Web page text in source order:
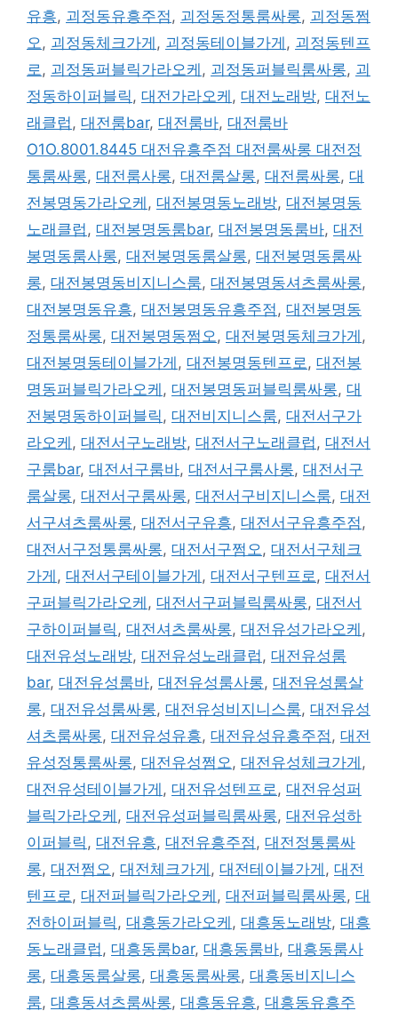
유흥, 괴정동유흥주점, 괴정동정통룸싸롱, 괴정동쩜
오, 괴정동체크가게 , 괴정동테이블가게 , 괴정동텐프
로, 괴정동퍼블릭가라오케 , 괴정동퍼블릭룸싸롱, 괴
정동하이퍼블릭, 대전가라오케 , 대전노래방, 대전노
래클럽, 대전룸bar, 대전룸바, 대전룸바
O1O.8001.8445 대전유흥주점 대전룸싸롱 대전정
통룸싸롱, 대전룸사롱, 대전룸살롱, 대전룸싸롱, 대
전봉명동가라오케 , 대전봉명동노래방, 대전봉명동
노래클럽, 대전봉명동룸bar, 대전봉명동룸바, 대전
봉명동룸사롱, 대전봉명동룸살롱, 대전봉명동룸싸
롱, 대전봉명동비지니스룸, 대전봉명동셔츠룸싸롱,
대전봉명동유흥, 대전봉명동유흥주점, 대전봉명동
정통룸싸롱, 대전봉명동쩜오, 대전봉명동체크가게 ,
대전봉명동테이블가게 , 대전봉명동텐프로, 대전봉
명동퍼블릭가라오케 , 대전봉명동퍼블릭룸싸롱, 대
전봉명동하이퍼블릭, 대전비지니스룸, 대전서구가
라오케 , 대전서구노래방, 대전서구노래클럽, 대전서
구룸bar, 대전서구룸바, 대전서구룸사롱, 대전서구
룸살롱, 대전서구룸싸롱, 대전서구비지니스룸, 대전
서구셔츠룸싸롱, 대전서구유흥, 대전서구유흥주점,
대전서구정통룸싸롱, 대전서구쩜오, 대전서구체크
가게 , 대전서구테이블가게 , 대전서구텐프로, 대전서
구퍼블릭가라오케 , 대전서구퍼블릭룸싸롱, 대전서
구하이퍼블릭, 대전셔츠룸싸롱, 대전유성가라오케 ,
대전유성노래방, 대전유성노래클럽, 대전유성룸
bar, 대전유성룸바, 대전유성룸사롱, 대전유성룸살
롱, 대전유성룸싸롱, 대전유성비지니스룸, 대전유성
셔츠룸싸롱, 대전유성유흥, 대전유성유흥주점, 대전
유성정통룸싸롱, 대전유성쩜오, 대전유성체크가게 ,
대전유성테이블가게 , 대전유성텐프로, 대전유성퍼
블릭가라오케 , 대전유성퍼블릭룸싸롱, 대전유성하
이퍼블릭, 대전유흥, 대전유흥주점, 대전정통룸싸
롱, 대전쩜오, 대전체크가게 , 대전테이블가게 , 대전
텐프로, 대전퍼블릭가라오케 , 대전퍼블릭룸싸롱, 대
전하이퍼블릭, 대흥동가라오케 , 대흥동노래방, 대흥
동노래클럽, 대흥동룸bar, 대흥동룸바, 대흥동룸사
롱, 대흥동룸살롱, 대흥동룸싸롱, 대흥동비지니스
룸, 대흥동셔츠룸싸롱, 대흥동유흥, 대흥동유흥주